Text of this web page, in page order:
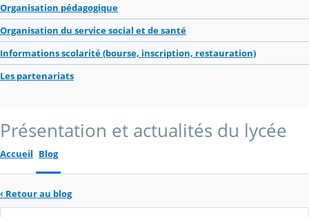
Organisation pédagogique
Organisation du service social et de santé
Informations scolarité (bourse, inscription, restauration)
Les partenariats
Présentation et actualités du lycée
Accueil Blog
‹ Retour au blog